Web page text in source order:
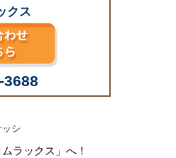
クス
3688
ッシ
ラックス」へ！